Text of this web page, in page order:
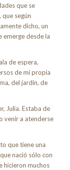
que se
según
dicho, un
emerge desde la
de espera,
de mi propia
del jardín, de
Julia. Estaba de
venir a atenderse
que tiene una
nació sólo con
hicieron muchos